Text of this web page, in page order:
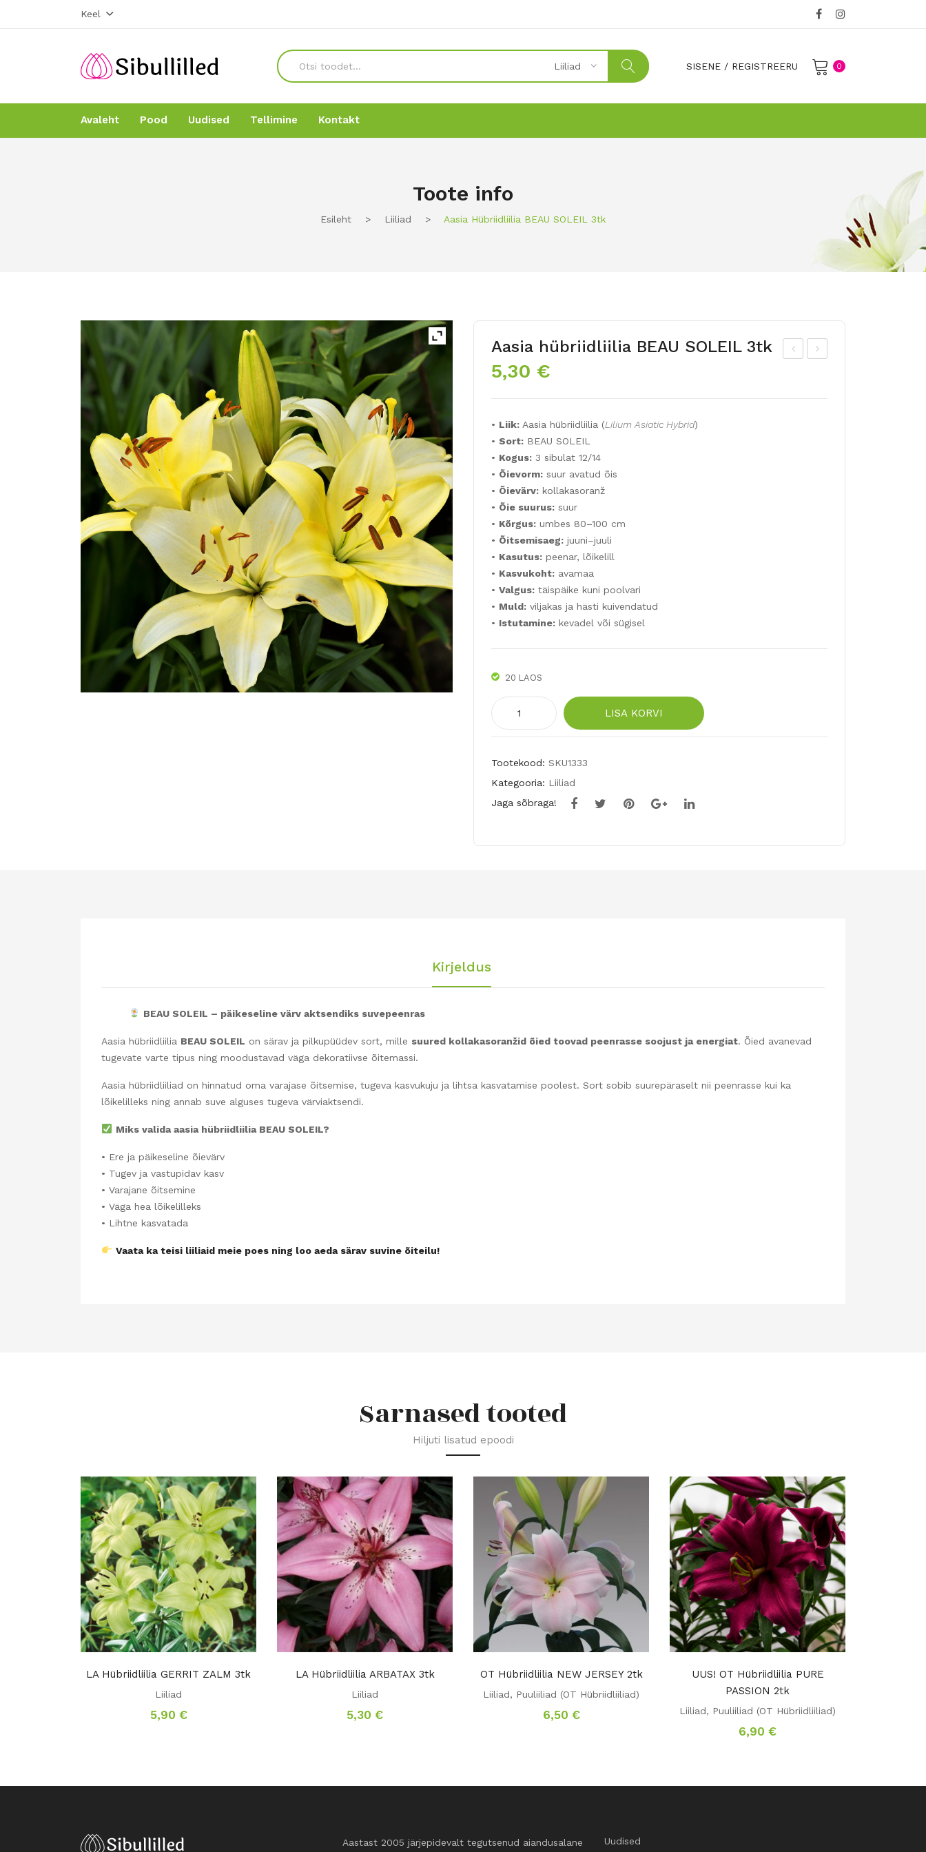
Keel
Liiliad SISENE / REGISTREERU 0
Avaleht Pood Uudised Tellimine Kontakt
Toote info
Esileht > Liiliad > Aasia Hübriidliilia BEAU SOLEIL 3tk
Aasia hübriidliilia BEAU SOLEIL 3tk
5,30 €
• Liik: Aasia hübriidliilia (Lilium Asiatic Hybrid)
• Sort: BEAU SOLEIL
• Kogus: 3 sibulat 12/14
• Õievorm: suur avatud õis
• Õievärv: kollakasoranž
• Õie suurus: suur
• Kõrgus: umbes 80–100 cm
• Õitsemisaeg: juuni–juuli
• Kasutus: peenar, lõikelill
• Kasvukoht: avamaa
• Valgus: täispäike kuni poolvari
• Muld: viljakas ja hästi kuivendatud
• Istutamine: kevadel või sügisel
20 LAOS
Aasia
hübriidliilia
BEAU
kogus
LISA KORVI
Tootekood: SKU1333
Kategooria: Liiliad
Jaga sõbraga!
Kirjeldus
BEAU SOLEIL – päikeseline värv aktsendiks suvepeenras
Aasia hübriidliilia BEAU SOLEIL on särav ja pilkupüüdev sort, mille suured kollakasoranžid õied toovad peenrasse soojust ja energiat. Õied avanevad
tugevate varte tipus ning moodustavad väga dekoratiivse õitemassi.
Aasia hübriidliiliad on hinnatud oma varajase õitsemise, tugeva kasvukuju ja lihtsa kasvatamise poolest. Sort sobib suurepäraselt nii peenrasse kui ka
lõikelilleks ning annab suve alguses tugeva värviaktsendi.
Miks valida aasia hübriidliilia BEAU SOLEIL?
• Ere ja päikeseline õievärv
• Tugev ja vastupidav kasv
• Varajane õitsemine
• Väga hea lõikelilleks
• Lihtne kasvatada
Vaata ka teisi liiliaid meie poes ning loo aeda särav suvine õiteilu!
Sarnased tooted
Hiljuti lisatud epoodi
LA Hübriidliilia GERRIT ZALM 3tk
Liiliad
5,90 €
LA Hübriidliilia ARBATAX 3tk
Liiliad
5,30 €
OT Hübriidliilia NEW JERSEY 2tk
Liiliad, Puuliiliad (OT Hübriidliiliad)
6,50 €
UUS! OT Hübriidliilia PURE
PASSION 2tk
Liiliad, Puuliiliad (OT Hübriidliiliad)
6,90 €
Aastast 2005 järjepidevalt tegutsenud aiandusalane Uudised